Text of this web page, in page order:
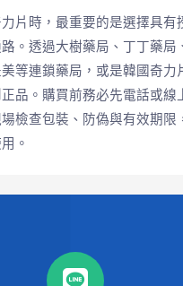
片時，最重要的是選擇具有
。透過大樹藥局、丁丁藥局
等連鎖藥局，或是韓國奇力
品。購買前務必先電話或線
檢查包裝、防偽與有效期限
。